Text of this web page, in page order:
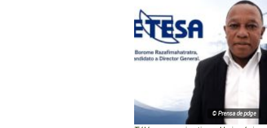
© Prensa de pdge